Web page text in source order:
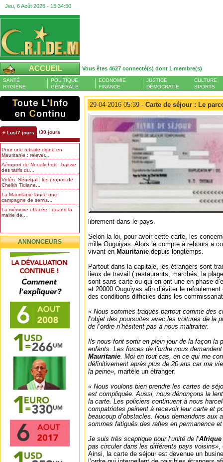
Jeu, 6 Août 2026 - 15:34:51
ACCUEIL Vous êtes 4627 connecté(s) dont 1 membre(s)
SANTÉ
HYGIÈNE
POLITIQUE
GÉNÉRALE
ECONOMIE
FINANCE
JUSTICE
DÉMOCRATIE
CULTURE
SPORTS
+ Lus/7 jours /30 jours
Pour une retraite digne en
Mauritanie : relever...
Aéroport de Nouakchott : baisse
des tarifs du...
Vidéo. Sénégal : les propos de
Cheikh Tidiane...
La Mauritanie lance une
campagne de semis...
La mémoire effacée : quand la
mairie de...
ANNONCEURS
29-04-2016 05:39 - Carte de séjour : Le
librement dans le pays.
Selon la loi, pour avoir cette carte, les
mille Ouguiyas. Alors le compte à rebours a
vivant en Mauritanie depuis longtemps.
Partout dans la capitale, les étrangers sont
lieux de travail ( restaurants, marchés, la
sont sans carte ou qui en ont une en phase
et 20000 Ouguiyas afin d’éviter le
des conditions difficiles dans les
« Nous sommes traqués partout comme des
l’objet des poursuites avec les voitures de la
de l’ordre n’hésitent pas à nous maltraiter.
Ils nous font sortir en plein jour de la façon la
enfants. Les forces de l’ordre nous
Mauritanie. Moi en tout cas, en ce qui me
définitivement après plus de 20 ans car ma
la peine», martèle un étranger.
« Nous voulons bien prendre les cartes de
est compliquée. Aussi, nous dénonçons la
la carte. Les policiers continuent à nous
compatriotes peinent à recevoir leur carte et
beaucoup d’obstacles. Nous demandons aux
sommes fatigués des rafles en permanence
Je suis très sceptique pour l’unité de l’Afrique
pas circuler dans les différents pays voisins»,
Ainsi, la carte de séjour est devenue un